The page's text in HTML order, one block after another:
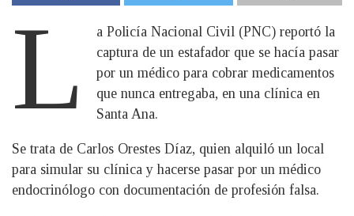
L
a Policía Nacional Civil (PNC) reportó la
captura de un estafador que se hacía pasar
por un médico para cobrar medicamentos
que nunca entregaba, en una clínica en
Santa Ana.
Se trata de Carlos Orestes Díaz, quien alquiló un local
para simular su clínica y hacerse pasar por un médico
endocrinólogo con documentación de profesión falsa.